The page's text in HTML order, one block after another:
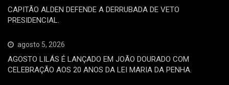
CAPITÃO ALDEN DEFENDE A DERRUBADA DE VETO
PRESIDENCIAL.
agosto 5, 2026
AGOSTO LILÁS É LANÇADO EM JOÃO DOURADO COM
CELEBRAÇÃO AOS 20 ANOS DA LEI MARIA DA PENHA.